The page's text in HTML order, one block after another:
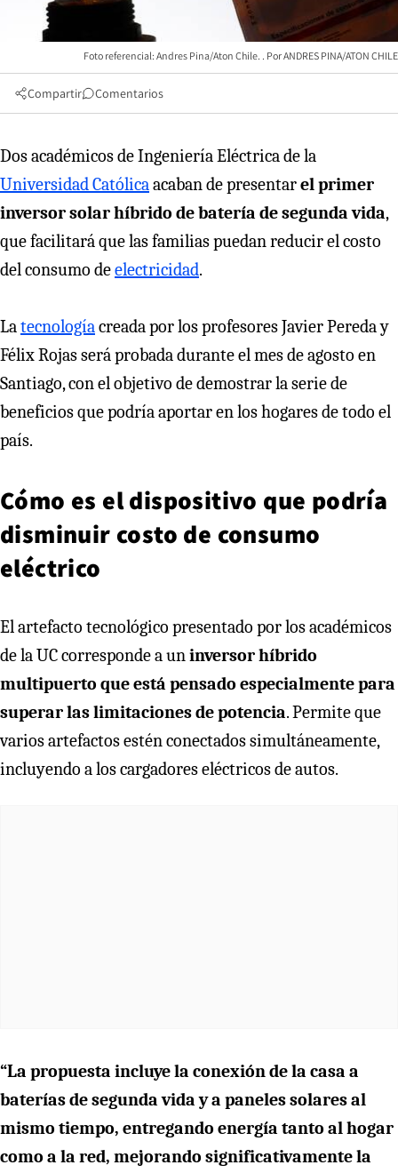
Foto referencial: Andres Pina/Aton Chile. ANDRES PINA/ATON CHILE
Compartir Comentarios
Dos académicos de Ingeniería Eléctrica de la
Universidad Católicaacaban de presentarel primer
inversor solar híbrido de batería de segunda vida,
que facilitará que las familias puedan reducir el costo
del consumo deelectricidad.
Latecnologíacreada por los profesores Javier Pereda y
Félix Rojas será probada durante el mes de agosto en
Santiago, con el objetivo de demostrar la serie de
beneficios que podría aportar en los hogares de todo el
país.
Cómo es el dispositivo que podría
disminuir costo de consumo
eléctrico
El artefacto tecnológico presentado por los académicos
de la UC corresponde a uninversor híbrido
multipuerto que está pensado especialmente para
superar las limitaciones de potencia. Permite que
varios artefactos estén conectados simultáneamente,
incluyendo a los cargadores eléctricos de autos.
“La propuesta incluye la conexión de la casa a
baterías de segunda vida y a paneles solares al
mismo tiempo, entregando energía tanto al hogar
como a la red, mejorando significativamente la